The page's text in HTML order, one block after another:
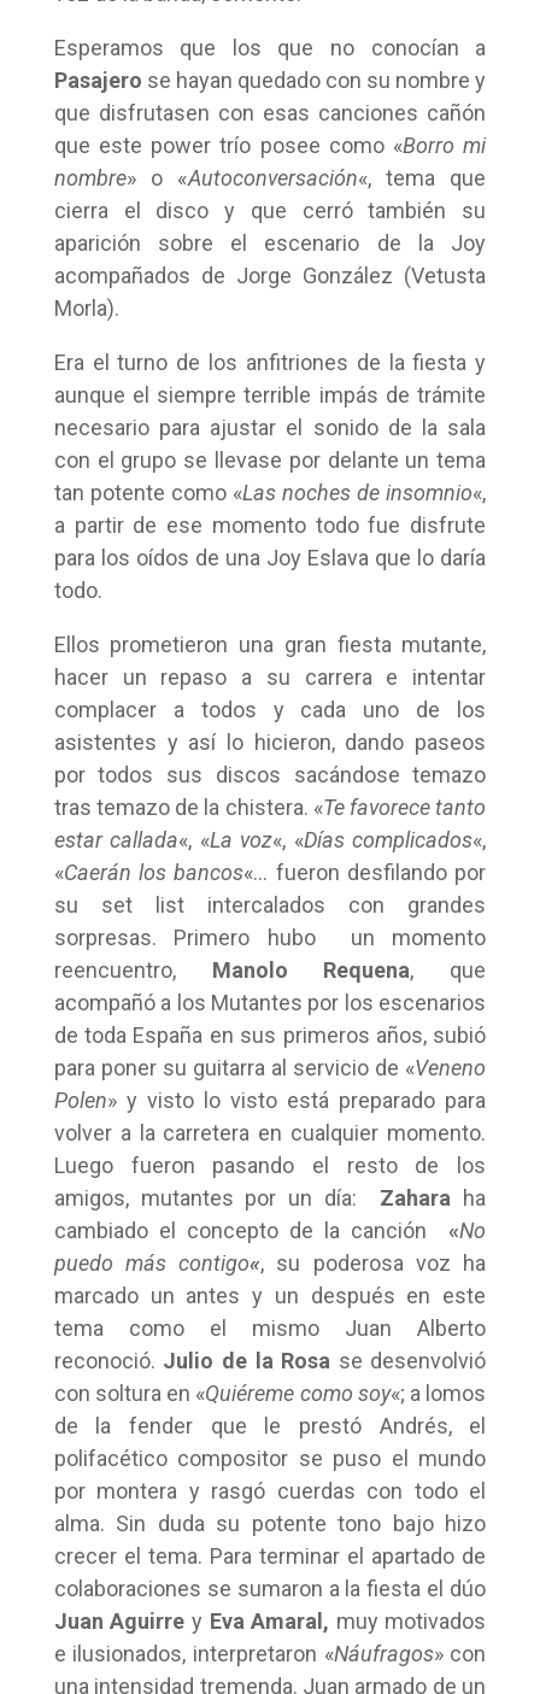
Esperamos que los que no conocían a
Pasajero se hayan quedado con su nombre y
que disfrutasen con esas canciones cañón
que este power trío posee como «Borro mi
nombre» o «Autoconversación«, tema que
cierra el disco y que cerró también su
aparición sobre el escenario de la Joy
acompañados de Jorge González (Vetusta
Morla).
Era el turno de los anfitriones de la fiesta y
aunque el siempre terrible impás de trámite
necesario para ajustar el sonido de la sala
con el grupo se llevase por delante un tema
tan potente como «Las noches de insomnio«,
a partir de ese momento todo fue disfrute
para los oídos de una Joy Eslava que lo daría
todo.
Ellos prometieron una gran fiesta mutante,
hacer un repaso a su carrera e intentar
complacer a todos y cada uno de los
asistentes y así lo hicieron, dando paseos
por todos sus discos sacándose temazo
tras temazo de la chistera. «Te favorece tanto
estar callada«, «La voz«, «Días complicados«,
«Caerán los bancos«… fueron desfilando por
su set list intercalados con grandes
sorpresas. Primero hubo un momento
reencuentro, Manolo Requena, que
acompañó a los Mutantes por los escenarios
de toda España en sus primeros años, subió
para poner su guitarra al servicio de «Veneno
Polen» y visto lo visto está preparado para
volver a la carretera en cualquier momento.
Luego fueron pasando el resto de los
amigos, mutantes por un día: Zahara ha
cambiado el concepto de la canción
«No
puedo más contigo«, su poderosa voz ha
marcado un antes y un después en este
tema como el mismo Juan Alberto
reconoció. Julio de la Rosa se desenvolvió
con soltura en «Quiéreme como soy«; a lomos
de la fender que le prestó Andrés, el
polifacético compositor se puso el mundo
por montera y rasgó cuerdas con todo el
alma. Sin duda su potente tono bajo hizo
crecer el tema. Para terminar el apartado de
colaboraciones se sumaron a la fiesta el dúo
Juan Aguirre y Eva Amaral, muy motivados
e ilusionados, interpretaron «Náufragos» con
una intensidad tremenda. Juan armado de un